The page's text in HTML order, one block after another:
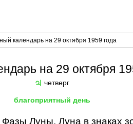
календарь на 29 октября 1959 года
на 29 октября
♃ четверг
благоприятный день
Луны. Луна в знаках